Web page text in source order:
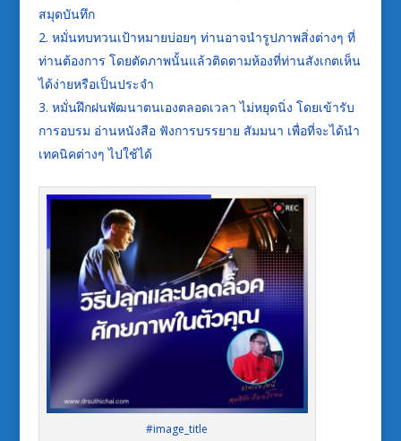
สมุดบันทึก
หมั่นทบทวนเป้าหมายบ่อยๆ ท่านอาจนำรูปภาพสิ่งต่างๆ ที่
ท่านต้องการ โดยตัดภาพนั้นแล้วติดตามห้องที่ท่านสังเกตเห็น
ได้ง่ายหรือเป็นประจำ
หมั่นฝึกฝนพัฒนาตนเองตลอดเวลา ไม่หยุดนิ่ง โดยเข้ารับ
การอบรม อ่านหนังสือ ฟังการบรรยาย สัมมนา เพื่อที่จะได้นำ
เทคนิคต่างๆ ไปใช้ได้
#image_title